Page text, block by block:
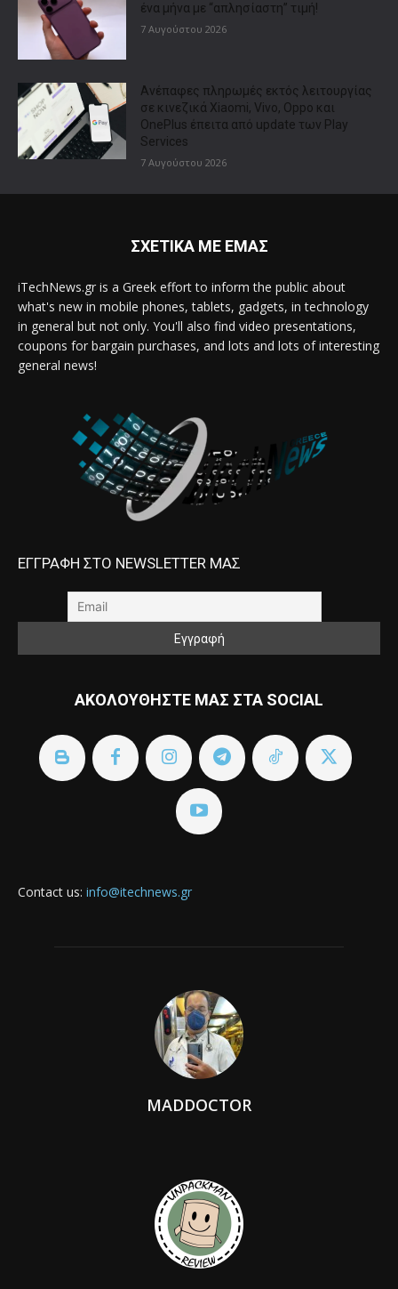
ένα μήνα με “απλησίαστη” τιμή!
7 Αυγούστου 2026
Ανέπαφες πληρωμές εκτός λειτουργίας
σε κινεζικά Xiaomi, Vivo, Oppo και
OnePlus έπειτα από update των Play
Services
7 Αυγούστου 2026
ΣΧΕΤΙΚΑ ΜΕ ΕΜΑΣ
iTechNews.gr is a Greek effort to inform the public about
what's new in mobile phones, tablets, gadgets, in technology
in general but not only. You'll also find video presentations,
coupons for bargain purchases, and lots and lots of interesting
general news!
ΕΓΓΡΑΦΗ ΣΤΟ NEWSLETTER ΜΑΣ
ΑΚΟΛΟΥΘΗΣΤΕ ΜΑΣ ΣΤΑ SOCIAL
Contact us: info@itechnews.gr
MADDOCTOR